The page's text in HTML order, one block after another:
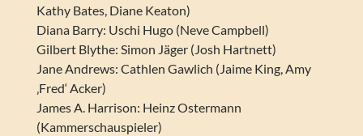
Kathy Bates, Diane Keaton)
Diana Barry: Uschi Hugo (Neve Campbell)
Gilbert Blythe: Simon Jäger (Josh Hartnett)
Jane Andrews: Cathlen Gawlich (Jaime King, Amy
‚Fred‘ Acker)
James A. Harrison: Heinz Ostermann
(Kammerschauspieler)